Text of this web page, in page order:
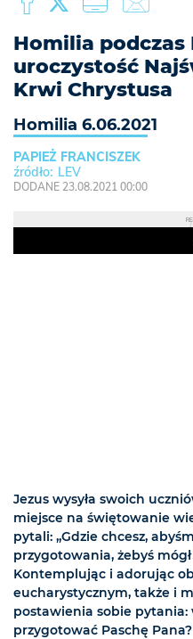
Homilia podczas
uroczystość
Krwi Chrystusa
Homilia 6.06.2021
PAPIEŻ FRANCISZEK
LEV
DODANE 23.08.2021 00:00
Jezus wysyła swoich
miejsce na świętowanie
pytali: „Gdzie chcesz,
przygotowania, żebyś mógł
Kontemplując i adorując
eucharystycznym, także i
postawienia sobie pytania:
przygotować Paschę